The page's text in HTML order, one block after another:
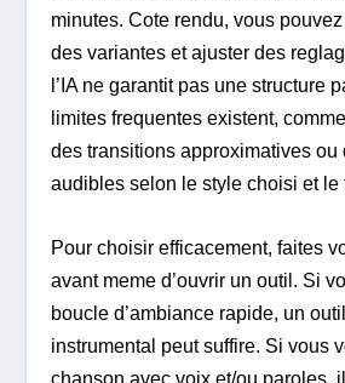
minutes. Cote rendu, vous
des variantes et ajuster des
l’IA ne garantit pas une structure
limites frequentes existent,
des transitions approximatives ou
audibles selon le style choisi et le
Pour choisir efficacement, faites
avant meme d’ouvrir un outil. Si
boucle d’ambiance rapide, un
instrumental peut suffire. Si vous
chanson avec voix et/ou paroles,